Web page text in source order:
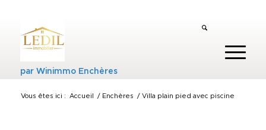
parWinimmo Enchères
Vous êtes ici : Accueil / Enchères / Villa plain pied avec piscine